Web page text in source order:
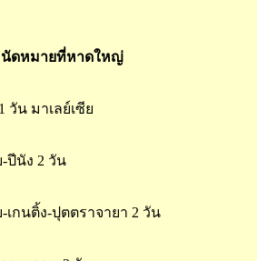
นัดหมายที่หาดใหญ่
วัน มาเลย์เซีย
-ปีนัง 2 วัน
เกนติ้ง-ปุตตราจายา 2 วัน